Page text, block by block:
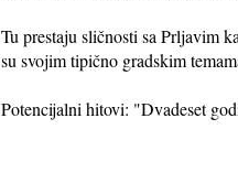
Tu prestaju sličnosti sa Prljavim
su svojim tipično gradskim
Potencijalni hitovi: "Dvadeset